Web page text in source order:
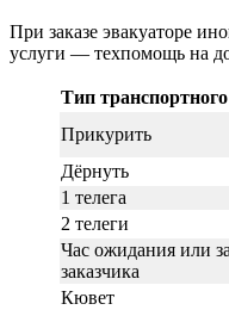
При заказе эвакуаторе
услуги — техпомощь на
Тип транспортного
Прикурить
Дёрнуть
1 телега
2 телеги
Час ожидания или
заказчика
Кювет